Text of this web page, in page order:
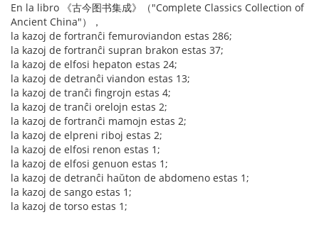
En la libro 《古今图书集成》（"Complete Classics Collection of
Ancient China"），
la kazoj de fortranĉi femuroviandon estas 286;
la kazoj de fortranĉi supran brakon estas 37;
la kazoj de elfosi hepaton estas 24;
la kazoj de detranĉi viandon estas 13;
la kazoj de tranĉi fingrojn estas 4;
la kazoj de tranĉi orelojn estas 2;
la kazoj de fortranĉi mamojn estas 2;
la kazoj de elpreni riboj estas 2;
la kazoj de elfosi renon estas 1;
la kazoj de elfosi genuon estas 1;
la kazoj de detranĉi haŭton de abdomeno estas 1;
la kazoj de sango estas 1;
la kazoj de torso estas 1;